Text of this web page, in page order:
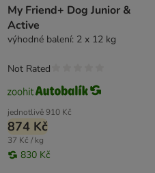
My Friend+ Dog Junior &
Active
výhodné balení: 2 x 12 kg
jednotlivě910 Kč
874 Kč
37 Kč / kg
830 Kč
Not Rated